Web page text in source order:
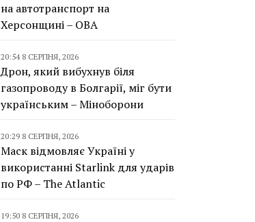
на автотранспорт на
Херсонщині – ОВА
20:54 8 СЕРПНЯ, 2026
Дрон, який вибухнув біля
газопроводу в Болгарії, міг бути
українським – Міноборони
20:29 8 СЕРПНЯ, 2026
Маск відмовляє Україні у
використанні Starlink для ударів
по РФ – The Atlantic
19:50 8 СЕРПНЯ, 2026